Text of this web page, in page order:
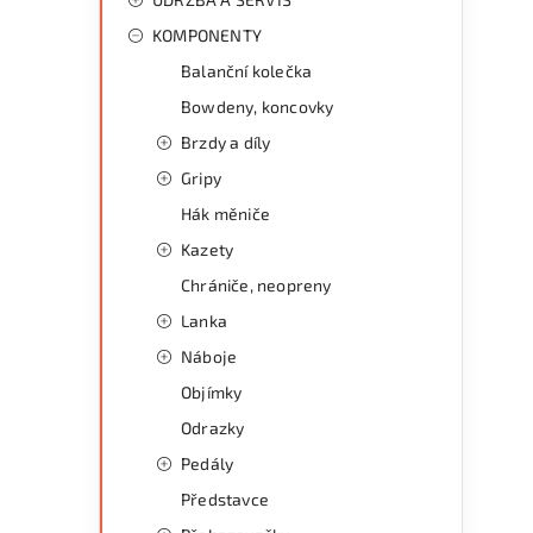
KOMPONENTY
Balanční kolečka
Bowdeny, koncovky
Brzdy a díly
Gripy
Hák měniče
Kazety
Chrániče, neopreny
Lanka
Náboje
Objímky
Odrazky
Pedály
Představce